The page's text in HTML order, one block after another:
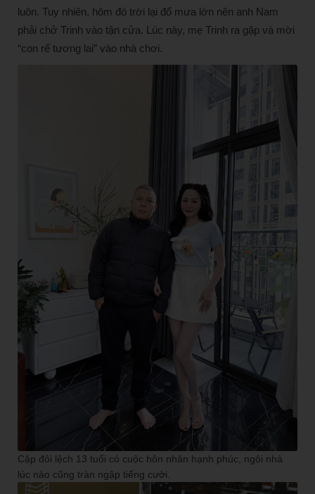
luôn. Tuy nhiên, hôm đó trời lại đổ mưa lớn nên anh Nam
phải chở Trinh vào tận cửa. Lúc này, mẹ Trinh ra gặp và mời
“con rể tương lai” vào nhà chơi.
Cặp đôi lệch 13 tuổi có cuộc hôn nhân hạnh phúc, ngôi nhà
lúc nào cũng tràn ngập tiếng cười.